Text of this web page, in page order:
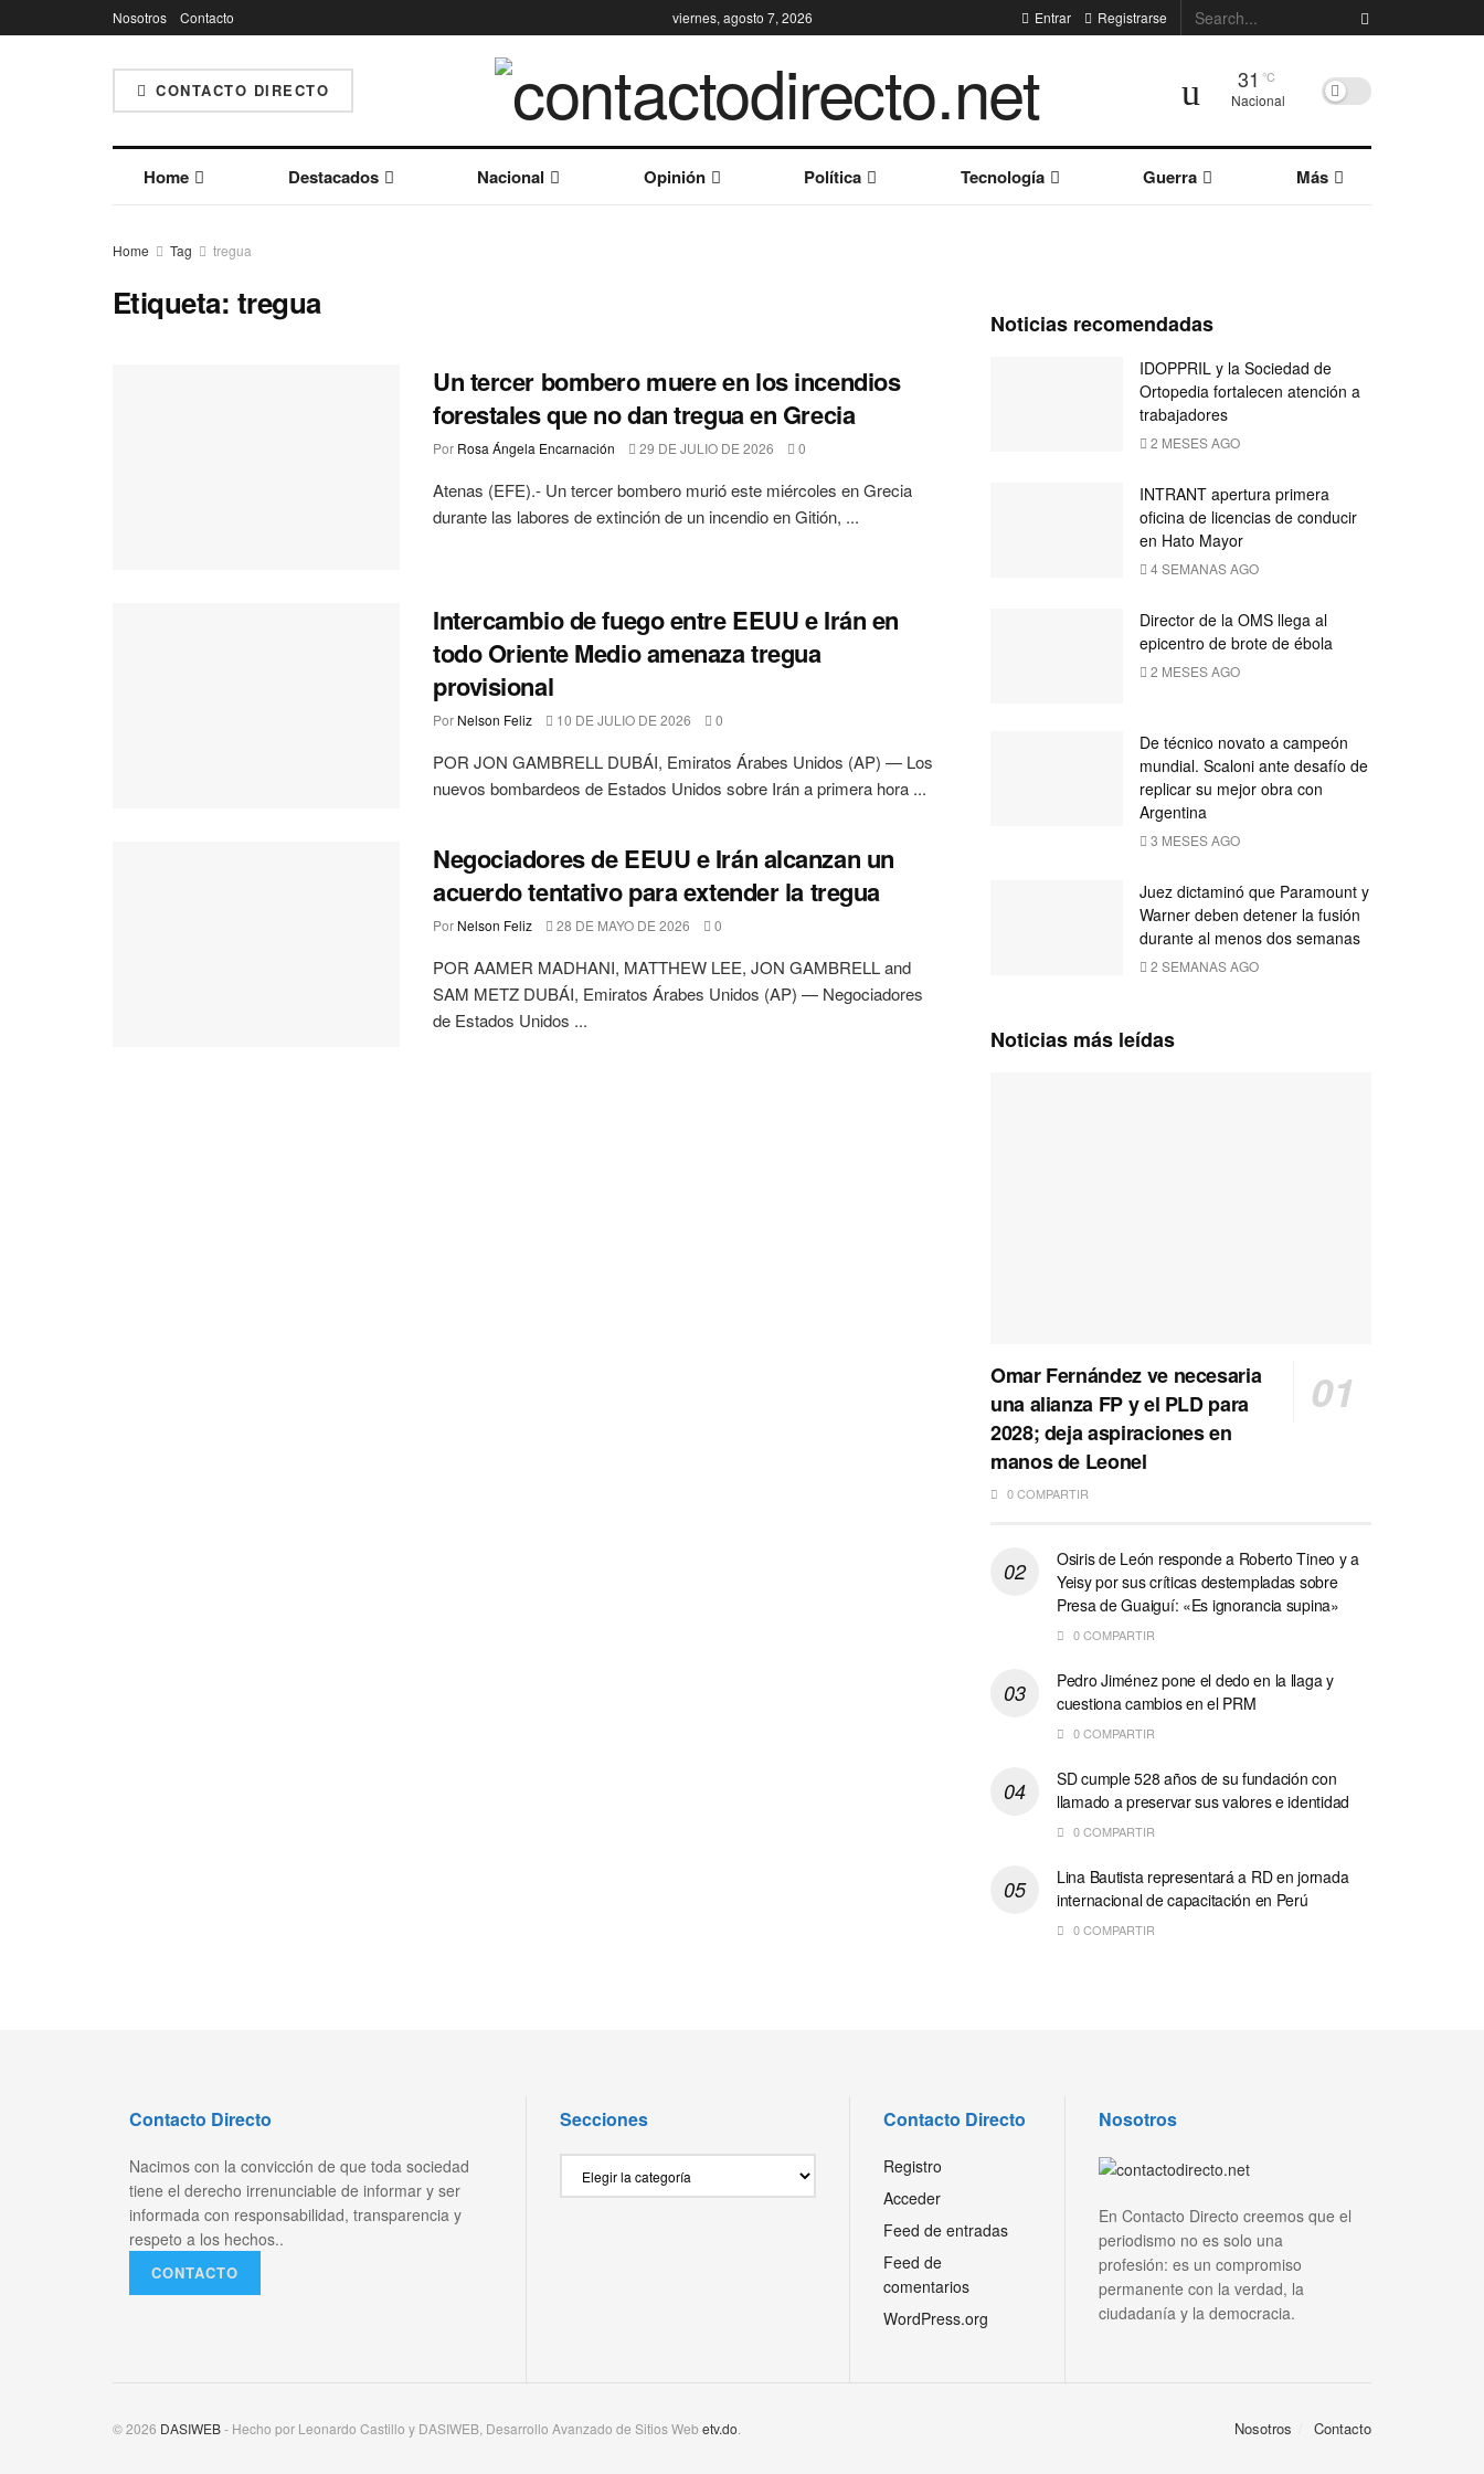
Nosotros Contacto viernes, agosto 7, 2026 Entrar Registrarse
CONTACTO DIRECTO 31 °C
Nacional
Home Destacados Nacional Opinión Política Tecnología Guerra Más
Home Tag tregua
Etiqueta: tregua
Un tercer bombero muere en los incendios
forestales que no dan tregua en Grecia
Por Rosa Ángela Encarnación 29 DE JULIO DE 2026 0
Atenas (EFE).- Un tercer bombero murió este miércoles en Grecia
durante las labores de extinción de un incendio en Gitión, ...
Intercambio de fuego entre EEUU e Irán en
todo Oriente Medio amenaza tregua
provisional
Por Nelson Feliz 10 DE JULIO DE 2026 0
POR JON GAMBRELL DUBÁI, Emiratos Árabes Unidos (AP) — Los
nuevos bombardeos de Estados Unidos sobre Irán a primera hora ...
Negociadores de EEUU e Irán alcanzan un
acuerdo tentativo para extender la tregua
Por Nelson Feliz 28 DE MAYO DE 2026 0
POR AAMER MADHANI, MATTHEW LEE, JON GAMBRELL and
SAM METZ DUBÁI, Emiratos Árabes Unidos (AP) — Negociadores
de Estados Unidos ...
Noticias recomendadas
IDOPPRIL y la Sociedad de
Ortopedia fortalecen atención a
trabajadores
2 MESES AGO
INTRANT apertura primera
oficina de licencias de conducir
en Hato Mayor
4 SEMANAS AGO
Director de la OMS llega al
epicentro de brote de ébola
2 MESES AGO
De técnico novato a campeón
mundial. Scaloni ante desafío de
replicar su mejor obra con
Argentina
3 MESES AGO
Juez dictaminó que Paramount y
Warner deben detener la fusión
durante al menos dos semanas
2 SEMANAS AGO
Noticias más leídas
Omar Fernández ve necesaria
una alianza FP y el PLD para
2028; deja aspiraciones en
manos de Leonel
0 COMPARTIR
Osiris de León responde a Roberto Tineo y a
Yeisy por sus críticas destempladas sobre
Presa de Guaiguí: «Es ignorancia supina»
0 COMPARTIR
Pedro Jiménez pone el dedo en la llaga y
cuestiona cambios en el PRM
0 COMPARTIR
SD cumple 528 años de su fundación con
llamado a preservar sus valores e identidad
0 COMPARTIR
Lina Bautista representará a RD en jornada
internacional de capacitación en Perú
0 COMPARTIR
Contacto Directo
Nacimos con la convicción de que toda sociedad
tiene el derecho irrenunciable de informar y ser
informada con responsabilidad, transparencia y
respeto a los hechos..
CONTACTO
Secciones Contacto Directo
Registro
Acceder
Feed de entradas
Feed de
comentarios
WordPress.org
Nosotros
En Contacto Directo creemos que el
periodismo no es solo una
profesión: es un compromiso
permanente con la verdad, la
ciudadanía y la democracia.
Nosotros Contacto
© 2026 DASIWEB- Hecho por Leonardo Castillo y DASIWEB, Desarrollo Avanzado de Sitios Web etv.do.